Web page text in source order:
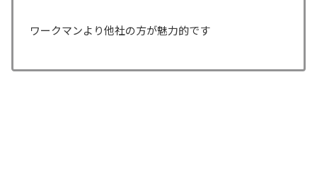
ワークマンより他社の方が魅力的です